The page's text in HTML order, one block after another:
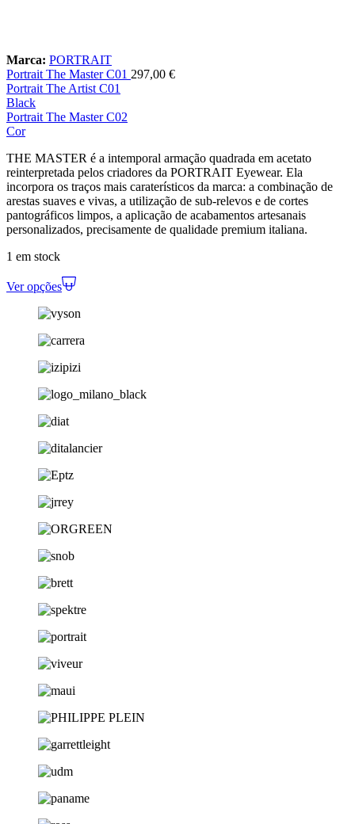
Marca: PORTRAIT
Portrait The Master C01 297,00 €
Portrait The Artist C01
Black
Portrait The Master C02
Cor
THE MASTER é a intemporal armação quadrada em acetato
reinterpretada pelos criadores da PORTRAIT Eyewear. Ela
incorpora os traços mais caraterísticos da marca: a combinação de
arestas suaves e vivas, a utilização de sub-relevos e de cortes
pantográficos limpos, a aplicação de acabamentos artesanais
personalizados, precisamente de qualidade premium italiana.
1 em stock
Ver opções